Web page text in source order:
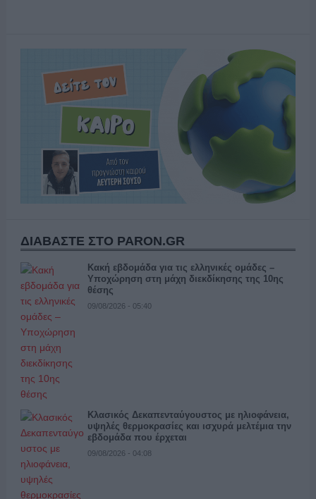
ΔΙΑΒΑΣΤΕ ΣΤΟ PARON.GR
Κακή εβδομάδα για τις ελληνικές ομάδες –
Υποχώρηση στη μάχη διεκδίκησης της 10ης
θέσης
09/08/2026 - 05:40
Κλασικός Δεκαπενταύγουστος με ηλιοφάνεια,
υψηλές θερμοκρασίες και ισχυρά μελτέμια την
εβδομάδα που έρχεται
09/08/2026 - 04:08